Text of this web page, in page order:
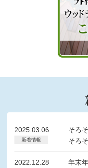
2025.03.06
新着情報
そろ
そろ
2022.12.28
年末